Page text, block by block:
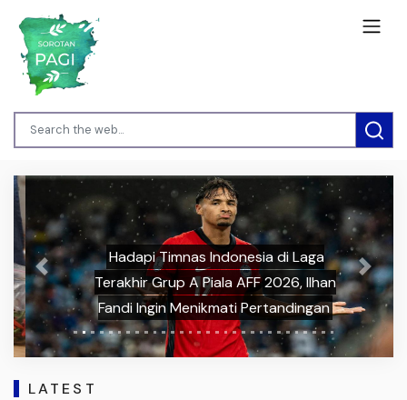
Hadapi Timnas Indonesia di Laga
Terakhir Grup A Piala AFF 2026, Ilhan
Fandi Ingin Menikmati Pertandingan
Previous Next
LATEST